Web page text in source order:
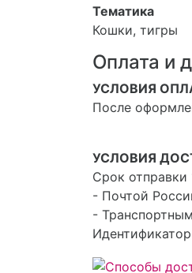
Тематика
Кошки, тигры
Оплата и
УСЛОВИЯ
После
УСЛОВИЯ
Срок отправки
- Почтой
-